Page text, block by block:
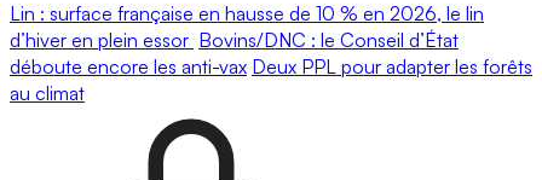
Lin : surface française en hausse de 10 % en 2026, le lin
d’hiver en plein essor Bovins/DNC : le Conseil d’État
déboute encore les anti-vax Deux PPL pour adapter les forêts
au climat